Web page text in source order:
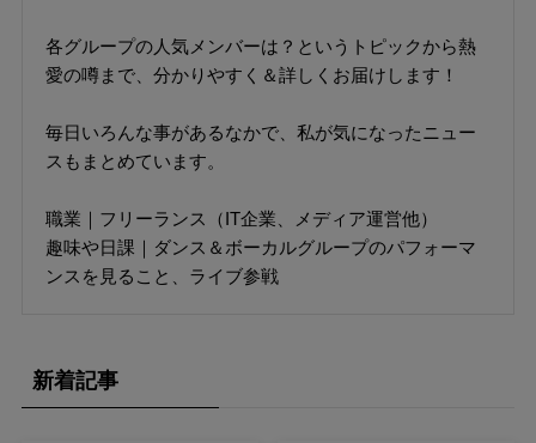
各グループの人気メンバーは？というトピックから熱
愛の噂まで、分かりやすく＆詳しくお届けします！
毎日いろんな事があるなかで、私が気になったニュー
スもまとめています。
職業｜フリーランス（IT企業、メディア運営他）
趣味や日課｜ダンス＆ボーカルグループのパフォーマ
ンスを見ること、ライブ参戦
新着記事